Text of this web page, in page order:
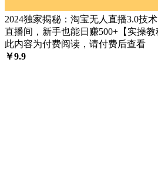
2024独家揭秘：淘宝无人直播3.0技
直播间，新手也能日赚500+【实操教
此内容为付费阅读，请付费后查看
￥9.9